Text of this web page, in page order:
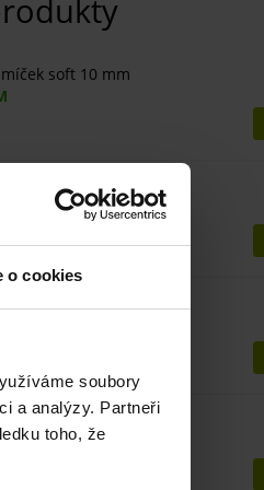
o cookies
soubory
a analýzy. Partneři
toho, že
soft 10 mm
míček soft 20 mm
soft 40 mm
soft 50 mm